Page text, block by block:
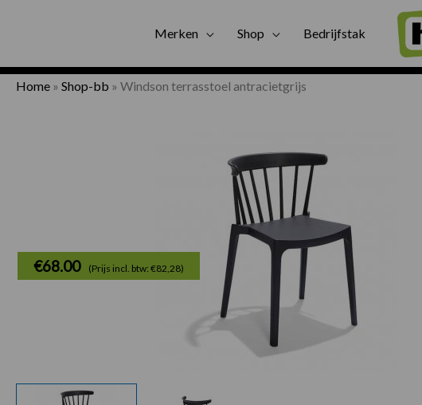
Merken Shop Bedrijfstak
Gratis bezorging
Home » Shop-bb » Windson terrasstoel antracietgrijs
€68.00 (Prijs incl. btw: €82,28)